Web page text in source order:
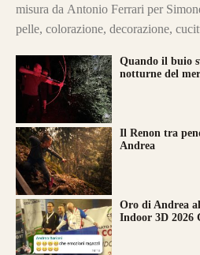
misura da Antonio Ferrari per
pelle, colorazione, decorazione,
Quando il buio
notturne del
Il Renon tra
Andrea
Oro di Andrea
Indoor 3D 2026